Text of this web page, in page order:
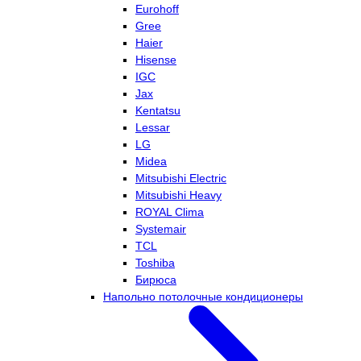
Eurohoff
Gree
Haier
Hisense
IGC
Jax
Kentatsu
Lessar
LG
Midea
Mitsubishi Electric
Mitsubishi Heavy
ROYAL Clima
Systemair
TCL
Toshiba
Бирюса
Напольно потолочные кондиционеры